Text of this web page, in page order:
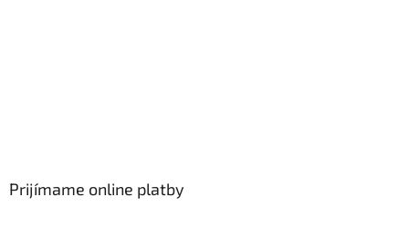
Prijímame online platby